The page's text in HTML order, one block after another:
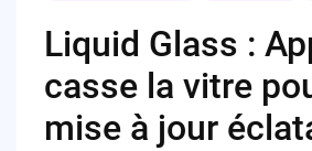
Liquid Glass :
casse la vitre
mise à jour